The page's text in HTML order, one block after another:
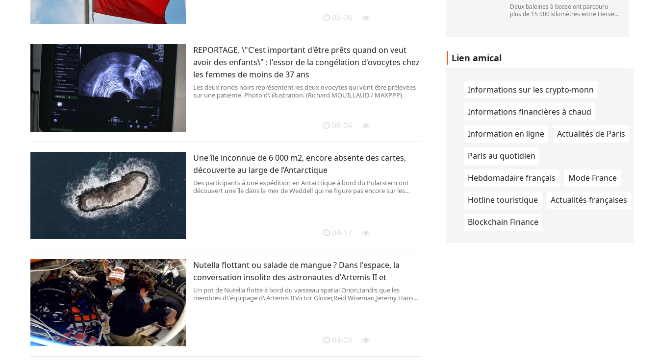
06-06
REPORTAGE. \"C'est important d'être prêts quand on veut
avoir des enfants\" : l'essor de la congélation d'ovocytes chez
les femmes de moins de 37 ans
Les deux ronds noirs représentent les deux ovocytes qui vont être prélevées
sur une patiente. Photo d\'illustration. (Richard MOUILLAUD / MAXPPP)
06-04
Une île inconnue de 6 000 m2, encore absente des cartes,
découverte au large de l’Antarctique
Des participants à une expédition en Antarctique à bord du Polarstern ont
découvert une île dans la mer de Weddell qui ne figure pas encore sur les
04-17
Nutella flottant ou salade de mangue ? Dans l'espace, la
conversation insolite des astronautes d'Artemis II et
Un pot de Nutella flotte à bord du vaisseau spatial Orion,tandis que les
membres d\'équipage d\'Artemis II,Victor Glover,Reid Wiseman,Jeremy Hansen
04-09
Deux baleines à bosse ont parcouru
plus de 15 000 kilomètres entre Hervey
Lien amical
Informations sur les crypto-monn
Informations financières à chaud
Information en ligne Actualités de Paris
Paris au quotidien
Hebdomadaire français Mode France
Hotline touristique Actualités françaises
Blockchain Finance